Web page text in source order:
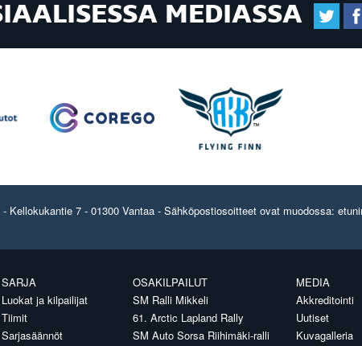
MEDIASSA
Kellokukantie 7 - 01300 Vantaa - Sähköpostiosoitteet ovat muodossa:
SARJA
Luokat ja kilpailijat
Tiimit
Sarjasäännöt
OSAKILPAILUT
SM Ralli Mikkeli
61. Arctic Lapland Rally
SM Auto Sorsa Riihimäki-ralli
MEDIA
Akkreditointi
Uutiset
Kuvagalleria